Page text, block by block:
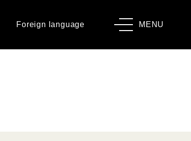
Foreign language MENU